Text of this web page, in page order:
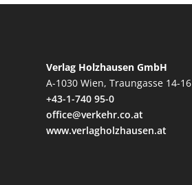
Verlag Holzhausen GmbH
A-1030 Wien, Traungasse 14-16
+43-1-740 95-0
office@verkehr.co.at
www.verlagholzhausen.at